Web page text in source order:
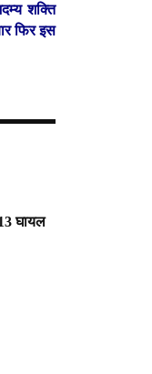
शक्ति
फिर इस
घायल